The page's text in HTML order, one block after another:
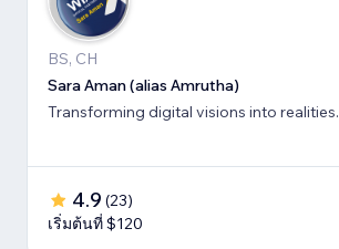
BS, CH
Sara Aman (alias Amrutha)
Transforming digital visions into realities.
4.9 (23)
เริ่มต้นที่ $120